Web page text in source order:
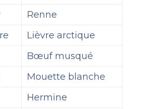
Renne
Lièvre arctique
Bœuf musqué
Mouette blanche
Hermine